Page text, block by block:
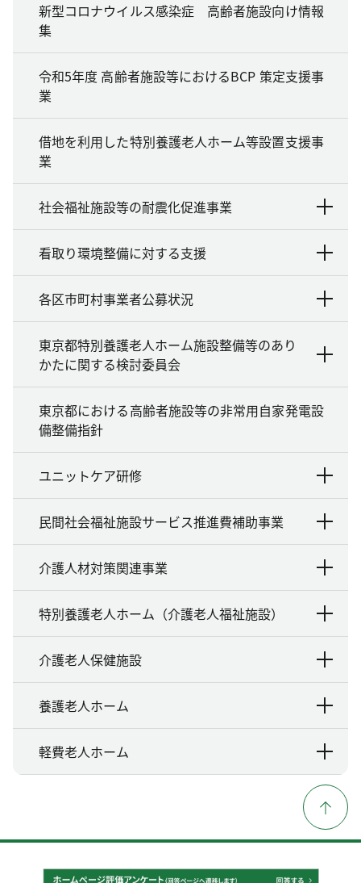
新型コロナウイルス感染症 高齢者施設向け情報
集
令和5年度 高齢者施設等におけるBCP 策定支援事
業
借地を利用した特別養護老人ホーム等設置支援事
業
社会福祉施設等の耐震化促進事業
看取り環境整備に対する支援
各区市町村事業者公募状況
東京都特別養護老人ホーム施設整備等のあり
かたに関する検討委員会
東京都における高齢者施設等の非常用自家発電設
備整備指針
ユニットケア研修
民間社会福祉施設サービス推進費補助事業
介護人材対策関連事業
特別養護老人ホーム（介護老人福祉施設）
介護老人保健施設
養護老人ホーム
軽費老人ホーム